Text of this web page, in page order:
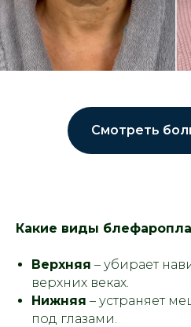
Смотреть
Какие виды
Верхняя – убирает
верхних веках.
Нижняя – устраняет
под глазами.